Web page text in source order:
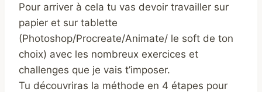
Pour arriver à cela tu vas devoir travailler sur
papier et sur tablette
(Photoshop/Procreate/Animate/ le soft de ton
choix) avec les nombreux exercices et
challenges que je vais t’imposer.
Tu découvriras la méthode en 4 étapes pour